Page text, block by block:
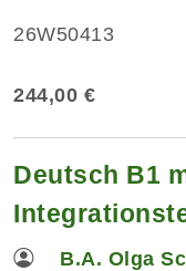
26W50413
244,00 €
Deutsch B1
B.A. Olga